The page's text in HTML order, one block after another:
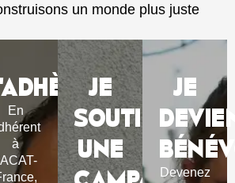
un monde plus juste
.
En
à
JE
SOUTIENS
UNE
JE
Devenez